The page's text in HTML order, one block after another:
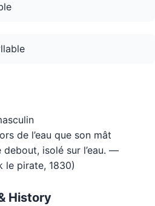
de l’eau que son mât
debout, isolé sur l’eau. —
le pirate, 1830)
History